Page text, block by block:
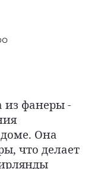
из фанеры -
Она
что делает